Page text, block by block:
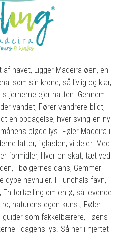
havet, Ligger Madeira-øen, en
som sin krone, så livlig og klar,
ejer natten. Gennem
vandet, Fører vandrere blidt,
en opdagelse, hver sving en ny
bløde lys. Føler Madeira i
latter, i glæden, vi deler. Med
formidler, Hver en skat, tæt ved
i bølgernes dans, Gemmer
dybe havhuler. I Funchals favn,
fortælling om en ø, så levende
naturens egen kunst, Føler
som fakkelbærere, i øens
i dagens lys. Så her i hjertet